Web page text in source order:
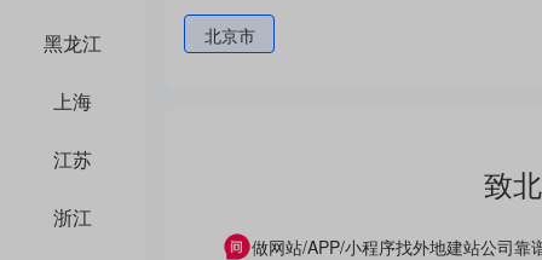
黑龙江
上海
江苏
浙江
北京市
致
做网站/APP/小程序找外地建站公司靠